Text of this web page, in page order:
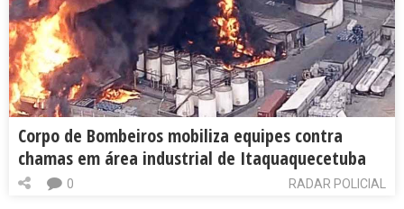
Corpo de Bombeiros mobiliza equipes contra
chamas em área industrial de Itaquaquecetuba
RADAR POLICIAL
0